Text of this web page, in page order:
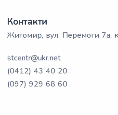
Контакти
Житомир, вул. Перемоги 7а,
stcentr@ukr.net
(0412) 43 40 20
(097) 929 68 60